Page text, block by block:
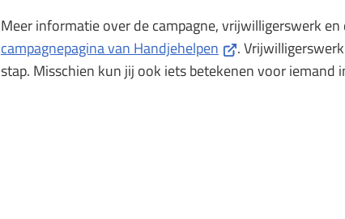
Meer informatie over de campagne, vrijwilligerswerk
campagnepagina van Handjehelpen (Verwijst
naar
.
stap. Misschien kun jij ook iets betekenen voor iemand